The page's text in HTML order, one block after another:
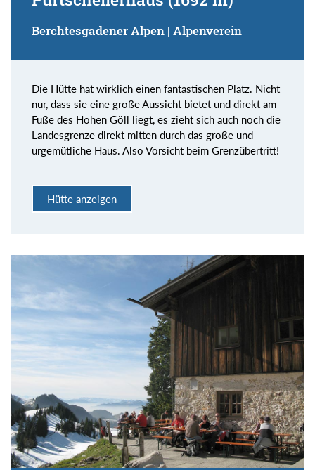
Berchtesgadener Alpen | Alpenverein
Die Hütte hat wirklich einen fantastischen Platz. Nicht
nur, dass sie eine große Aussicht bietet und direkt am
Fuße des Hohen Göll liegt, es zieht sich auch noch die
Landesgrenze direkt mitten durch das große und
urgemütliche Haus. Also Vorsicht beim Grenzübertritt!
Hütte anzeigen